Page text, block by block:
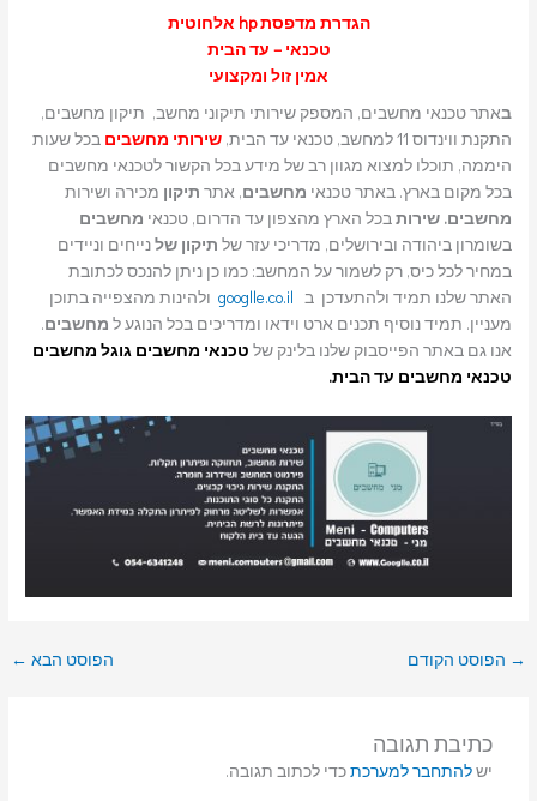
הגדרת מדפסת hp אלחוטית
טכנאי – עד הבית
אמין זול ומקצועי
באתר טכנאי מחשבים, המספק שירותי תיקוני מחשב, תיקון מחשבים,
התקנת ווינדוס 11 למחשב, טכנאי עד הבית,
שירותי מחשבים בכל שעות
היממה, תוכלו למצוא מגוון רב של מידע בכל הקשור לטכנאי מחשבים
בכל מקום בארץ. באתר טכנאי מחשבים, אתר תיקון מכירה ושירות
מחשבים. שירותבכל הארץ מהצפון עד הדרום, טכנאי מחשבים
בשומרון ביהודה ובירושלים, מדריכי עזר של תיקון שלנייחים וניידים
במחיר לכל כיס, רק לשמור על המחשב: כמו כן ניתן להנכס לכתובת
האתר שלנו תמיד ולהתעדכן ב googlle.co.il ולהינות מהצפייה בתוכן
מעניין. תמיד נוסיף תכנים ארט וידאו ומדריכים בכל הנוגע ל מחשבים.
אנו גם באתר הפייסבוק שלנו בלינק של טכנאי מחשבים גוגל מחשבים
טכנאי מחשבים עד הבית.
→ הפוסט הקודם הפוסט הבא ←
כתיבת תגובה
ישלהתחבר למערכתכדי לכתוב תגובה.